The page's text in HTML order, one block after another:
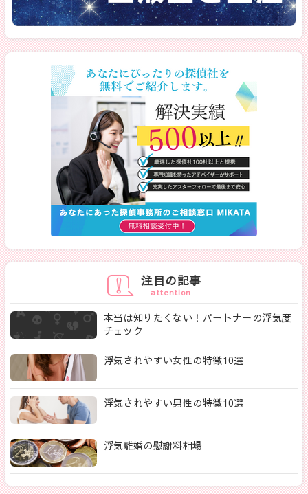
注目の記事
attention
本当は知りたくない！パートナーの浮気度
チェック
浮気されやすい女性の特徴10選
浮気されやすい男性の特徴10選
浮気離婚の慰謝料相場